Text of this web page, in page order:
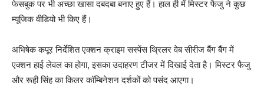
फेसबुक पर भी अच्‍छा खासा दबदबा बनाए हुए हैं। हाल ही में मिस्‍टर फैजु ने कुछ
म्‍यूजिक वीडियो भी किए हैं।
अभिषेक कपूर निर्देशित एक्‍शन क्राइम सस्‍पेंस थ्रिलर वेब सीरीज बैंग बैंग में
एक्‍शन हाई लेवल का होगा, इसका उदाहरण टीजर में दिखाई देता है। मिस्‍टर फैजु
और रूही सिंह का किलर कॉम्‍बिनेशन दर्शकों को पसंद आएगा।